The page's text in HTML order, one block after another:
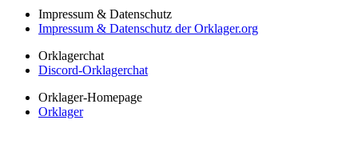
Impressum & Datenschutz
Impressum & Datenschutz der Orklager.org
Orklagerchat
Discord-Orklagerchat
Orklager-Homepage
Orklager